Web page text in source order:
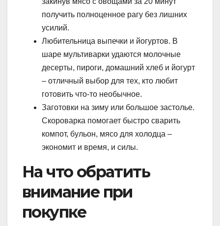
получить полноценное рагу без лишних
усилий.
Любительница выпечки и йогуртов. В
шаре мультиварки удаются молочные
десерты, пироги, домашний хлеб и йогурт
– отличный выбор для тех, кто любит
готовить что-то необычное.
Заготовки на зиму или большое застолье.
Скороварка помогает быстро сварить
компот, бульон, мясо для холодца –
экономит и время, и силы.
На что обратить
внимание при
покупке